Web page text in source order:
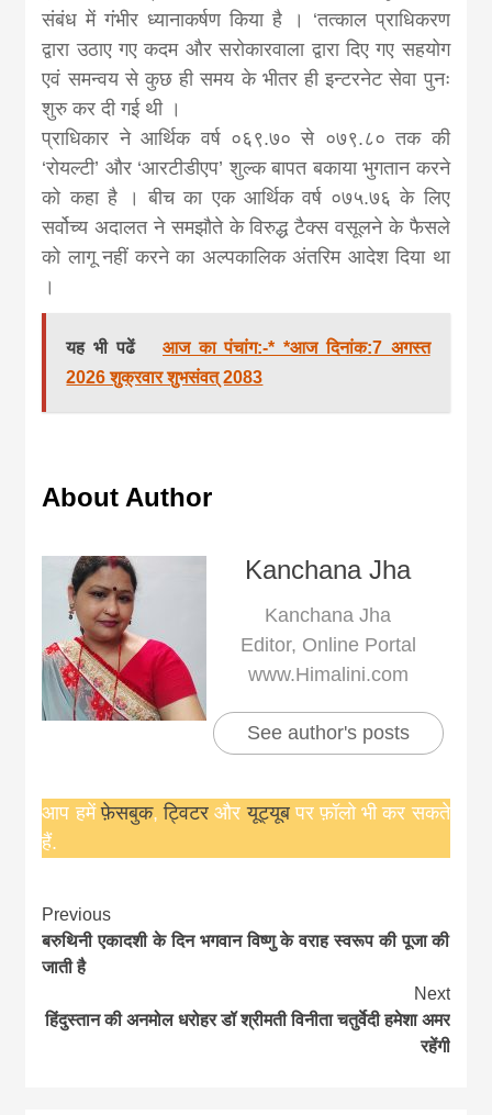
संबंध में गंभीर ध्यानाकर्षण किया है । ‘तत्काल प्राधिकरण
द्वारा उठाए गए कदम और सरोकारवाला द्वारा दिए गए सहयोग
एवं समन्वय से कुछ ही समय के भीतर ही इन्टरनेट सेवा पुनः
शुरु कर दी गई थी ।
प्राधिकार ने आर्थिक वर्ष ०६९.७० से ०७९.८० तक की
‘रोयल्टी’ और ‘आरटीडीएप’ शुल्क बापत बकाया भुगतान करने
को कहा है । बीच का एक आर्थिक वर्ष ०७५.७६ के लिए
सर्वोच्य अदालत ने समझौते के विरुद्ध टैक्स वसूलने के फैसले
को लागू नहीं करने का अल्पकालिक अंतरिम आदेश दिया था
।
यह भी पढें
आज का पंचांग:-* *आज दिनांक:7 अगस्त
2026 शुक्रवार शुभसंवत् 2083
About Author
Kanchana Jha
Kanchana Jha
Editor, Online Portal
www.Himalini.com
See author's posts
आप हमेंफ़ेसबुक,ट्विटरऔरयूट्यूबपर फ़ॉलो भी कर सकते
हैं.
Continue
Reading
Previous
बरुथिनी एकादशी के दिन भगवान विष्णु के वराह स्वरूप की पूजा की
जाती है
Next
हिंदुस्तान की अनमोल धरोहर डॉ श्रीमती विनीता चतुर्वेदी हमेशा अमर
रहेंगी